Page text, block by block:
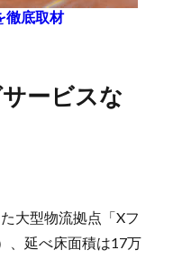
徹底取材
大型物流拠点「Xフ
、延べ床面積は17万